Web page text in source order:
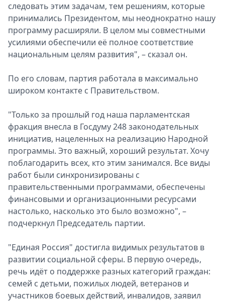
следовать этим задачам, тем решениям, которые
принимались Президентом, мы неоднократно нашу
программу расширяли. В целом мы совместными
усилиями обеспечили её полное соответствие
национальным целям развития", – сказал он.
По его словам, партия работала в максимально
широком контакте с Правительством.
"Только за прошлый год наша парламентская
фракция внесла в Госдуму 248 законодательных
инициатив, нацеленных на реализацию Народной
программы. Это важный, хороший результат. Хочу
поблагодарить всех, кто этим занимался. Все виды
работ были синхронизированы с
правительственными программами, обеспечены
финансовыми и организационными ресурсами
настолько, насколько это было возможно", –
подчеркнул Председатель партии.
"Единая Россия" достигла видимых результатов в
развитии социальной сферы. В первую очередь,
речь идёт о поддержке разных категорий граждан:
семей с детьми, пожилых людей, ветеранов и
участников боевых действий, инвалидов, заявил